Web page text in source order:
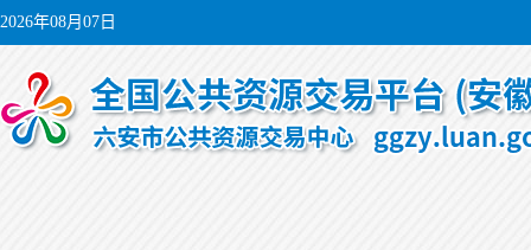
2026年08月07日